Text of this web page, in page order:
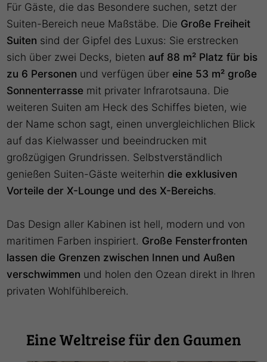
Für Gäste, die das Besondere suchen, setzt der
Suiten-Bereich neue Maßstäbe. Die Große Freiheit
Suiten sind der Gipfel des Luxus: Sie erstrecken
sich über zwei Decks, bieten auf 88 m² Platz für bis
zu 6 Personen und verfügen über eine 53 m² große
Sonnenterrasse mit privater Infrarotsauna. Die
weiteren Suiten am Heck des Schiffes bieten, wie
der Name schon sagt, einen unvergleichlichen Blick
auf das Kielwasser und beeindrucken mit
großzügigen Grundrissen. Selbstverständlich
genießen Suiten-Gäste weiterhin die exklusiven
Vorteile der X-Lounge und des X-Bereichs.
Das Design aller Kabinen ist hell, modern und von
maritimen Farben inspiriert. Große Fensterfronten
lassen die Grenzen zwischen Innen und Außen
verschwimmen und holen den Ozean direkt in Ihren
privaten Wohlfühlbereich.
Eine Weltreise für den Gaumen